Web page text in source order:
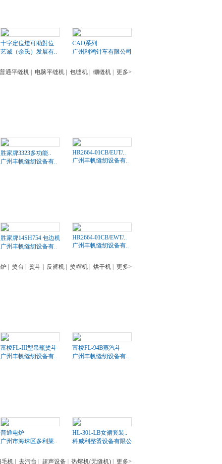
十字定位燈可助對位
艺诚（余氏）发展有..
CAD系列
广州利鸿针车有限公司
普通平缝机 电脑平缝机 包缝机 绷缝机 更多>
胜家牌3323多功能..
广州丰帆缝纫设备有..
HR2664-01CB/EUT/..
广州丰帆缝纫设备有..
胜家牌14SH754 包边机
广州丰帆缝纫设备有..
HR2664-01CB/EWT/..
广州丰帆缝纫设备有..
烫台 熨斗 反裤机 烫帽机 烘干机 更多>
富棱FL-III型吊瓶烫斗
广州丰帆缝纫设备有..
富棱FL-94B蒸汽斗
广州丰帆缝纫设备有..
普通电炉
广州市海珠区多利莱..
HL-301-LB女裙套装..
科威利整烫设备有限公司
毛机 去污台 超声设备 热熔机(无缝机) 更多>